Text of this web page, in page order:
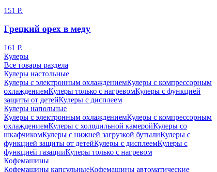
151 Р.
Грецкий орех в меду
161 Р.
Кулеры
Все товары раздела
Кулеры настольные
Кулеры с электронным охлаждениемКулеры с компрессорным
охлаждениемКулеры только с нагревомКулеры с функцией
защиты от детейКулеры с дисплеем
Кулеры напольные
Кулеры с электронным охлаждениемКулеры с компрессорным
охлаждениемКулеры с холодильной камеройКулеры со
шкафчикомКулеры с нижней загрузкой бутылиКулеры с
функцией защиты от детейКулеры с дисплеемКулеры с
функцией газацииКулеры только с нагревом
Кофемашины
Кофемашины капсульныеКофемашины автоматические